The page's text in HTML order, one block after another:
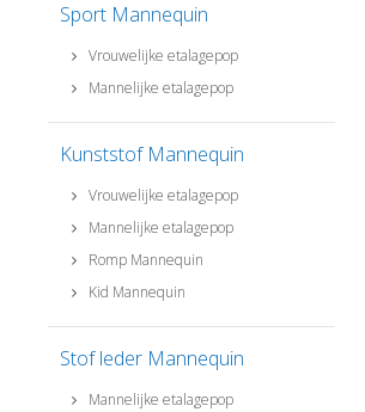
Sport Mannequin
Vrouwelijke etalagepop
Mannelijke etalagepop
Kunststof Mannequin
Vrouwelijke etalagepop
Mannelijke etalagepop
Romp Mannequin
Kid Mannequin
Stof leder Mannequin
Mannelijke etalagepop